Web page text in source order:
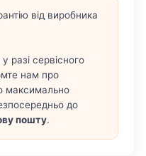
від виробника
разі сервісного
нам про
максимально
до
пошту.